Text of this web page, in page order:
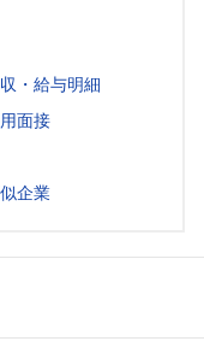
・給与明細
面接
企業